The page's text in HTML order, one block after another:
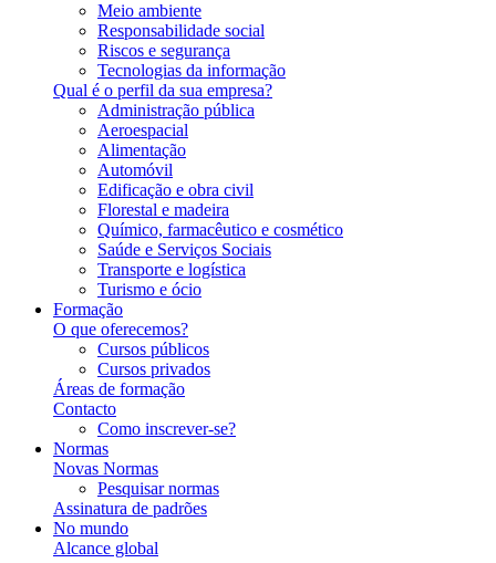
Meio ambiente
Responsabilidade social
Riscos e segurança
Tecnologias da informação
Qual é o perfil da sua empresa?
Administração pública
Aeroespacial
Alimentação
Automóvil
Edificação e obra civil
Florestal e madeira
Químico, farmacêutico e cosmético
Saúde e Serviços Sociais
Transporte e logística
Turismo e ócio
Formação
O que oferecemos?
Cursos públicos
Cursos privados
Áreas de formação
Contacto
Como inscrever-se?
Normas
Novas Normas
Pesquisar normas
Assinatura de padrões
No mundo
Alcance global